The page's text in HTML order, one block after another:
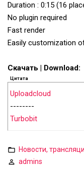
Duration : 0:15 (16
No plugin required
Fast render
Easily customization
Скачать | Download:
Цитата
Uploadcloud
--------
Turbobit
Новости,
admins